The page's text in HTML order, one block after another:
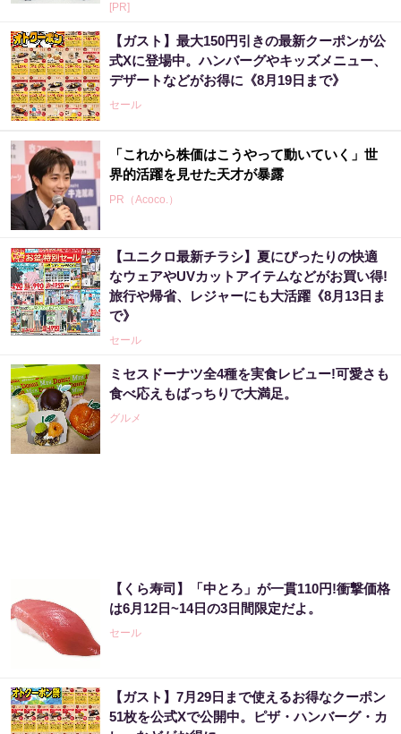
[PR]
【ガスト】最大150円引きの最新クーポンが公
式Xに登場中。ハンバーグやキッズメニュー、
デザートなどがお得に《8月19日まで》
セール
「これから株価はこうやって動いていく」世
界的活躍を見せた天才が暴露
PR（Acoco.）
市場分析が世界に認められた天才が警告「今
すぐ株価暴落に備えて下さい」
PR（Acoco.）
売り場じゃ教えてくれない！当たる人だけが
やってる宝くじの習慣
PR（合同会社デジタルファーム ）
【宝くじ】このままの買い方で、本当に当た
ると思いますか
PR（合同会社デジタルファーム ）
老後のお金、今の金運でほぼ決まります
【ユニクロ最新チラシ】夏にぴったりの快適
なウェアやUVカットアイテムなどがお買い得!
旅行や帰省、レジャーにも大活躍《8月13日ま
で》
セール
ミセスドーナツ全4種を実食レビュー!可愛さも
食べ応えもばっちりで大満足。
グルメ
【くら寿司】「中とろ」が一貫110円!衝撃価格
は6月12日~14日の3日間限定だよ。
セール
【ガスト】7月29日まで使えるお得なクーポン
51枚を公式Xで公開中。ピザ・ハンバーグ・カ